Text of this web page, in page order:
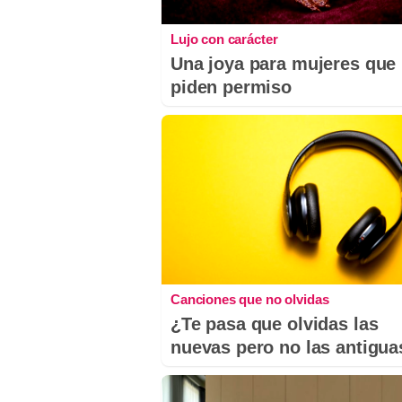
Lujo con carácter
Una joya para mujeres que
piden permiso
Canciones que no olvidas
¿Te pasa que olvidas las
nuevas pero no las